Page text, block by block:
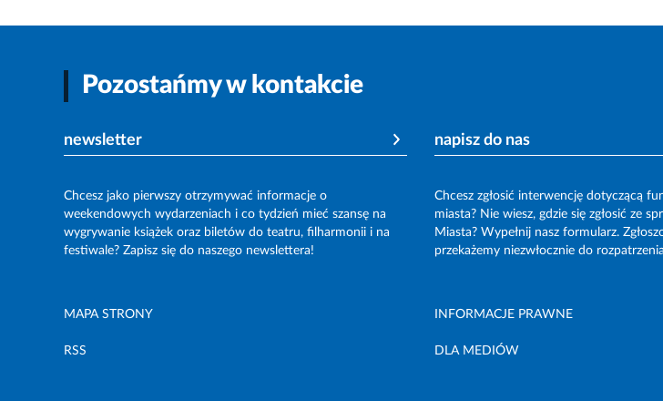
Pozostańmy w kontakcie
newsletter
Chcesz jako pierwszy otrzymywać informacje o
weekendowych wydarzeniach i co tydzień mieć szansę na
wygrywanie książek oraz biletów do teatru, filharmonii i na
festiwale? Zapisz się do naszego newslettera!
napisz do nas
Chcesz zgłosić interwencję dotyczącą
miasta? Nie wiesz, gdzie się zgłosić ze
Miasta? Wypełnij nasz formularz.
przekażemy niezwłocznie do
MAPA STRONY INFORMACJE PRAWNE
RSS DLA MEDIÓW